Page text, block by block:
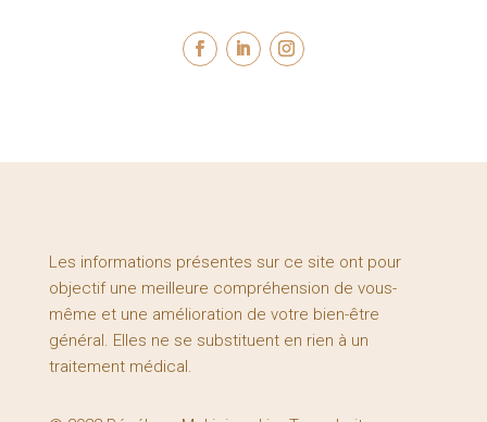
Les informations présentes sur ce site ont pour
objectif une meilleure compréhension de vous-
même et une amélioration de votre bien-être
général. Elles ne se substituent en rien à un
traitement médical.